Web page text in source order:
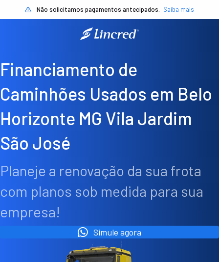
Não solicitamos pagamentos antecipados. Saiba mais
Financiamento de
Caminhões Usados em Belo
Horizonte MG Vila Jardim
São José
Planeje a renovação da sua frota
com planos sob medida para sua
empresa!
Simule agora